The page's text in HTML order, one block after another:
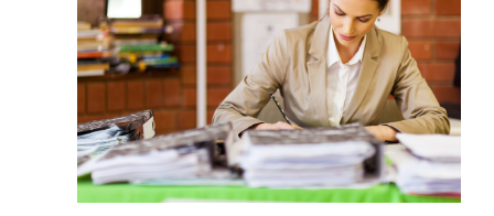
Software para BPM
Automação de Processos
Educação Corporativa
Agronegócio
Hospitais e Clínicas
Instituições de Ensino
Sobre Nós
Cases de Sucesso
Nossas Unidades
O QUE NOS DIFERENCIA? DESCUBRA